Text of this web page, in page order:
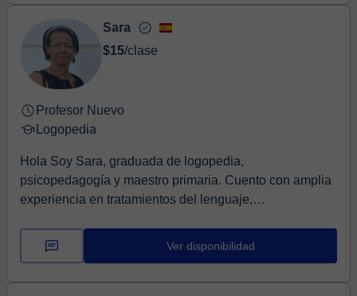
Sara
$15/clase
Profesor Nuevo
Logopedia
Hola Soy Sara, graduada de logopedia,
psicopedagogía y maestro primaria. Cuento con amplia
experiencia en tratamientos del lenguaje,
Ver disponibilidad